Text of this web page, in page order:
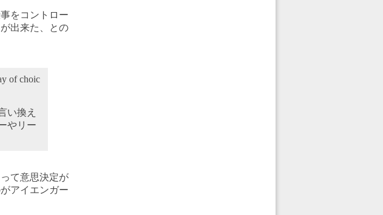
をコントロー
出来た、との
of choic
い換え
やリー
て意思決定が
アイエンガー